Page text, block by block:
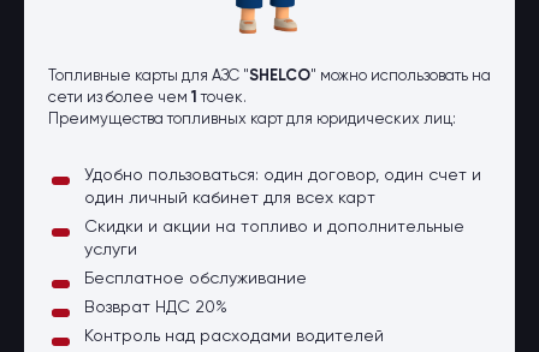
Топливные карты для АЗС "SHELCO" можно использовать на
сети из более чем 1 точек.
Преимущества топливных карт для юридических лиц:
Удобно пользоваться: один договор, один счет и
один личный кабинет для всех карт
Скидки и акции на топливо и дополнительные
услуги
Бесплатное обслуживание
Возврат НДС 20%
Контроль над расходами водителей